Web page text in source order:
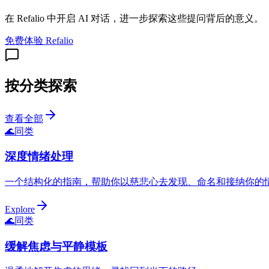
在 Refalio 中开启 AI 对话，进一步探索这些提问背后的意义。
免费体验 Refalio
按分类探索
查看全部
🌊同类
深度情绪处理
一个结构化的指南，帮助你以慈悲心去发现、命名和接纳你的
Explore
🌊同类
缓解焦虑与平静模板